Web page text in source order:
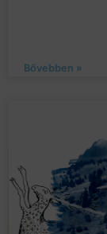
Bővebben »